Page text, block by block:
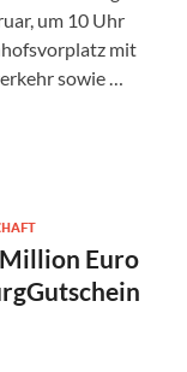
um 10 Uhr
mit
sowie …
Euro